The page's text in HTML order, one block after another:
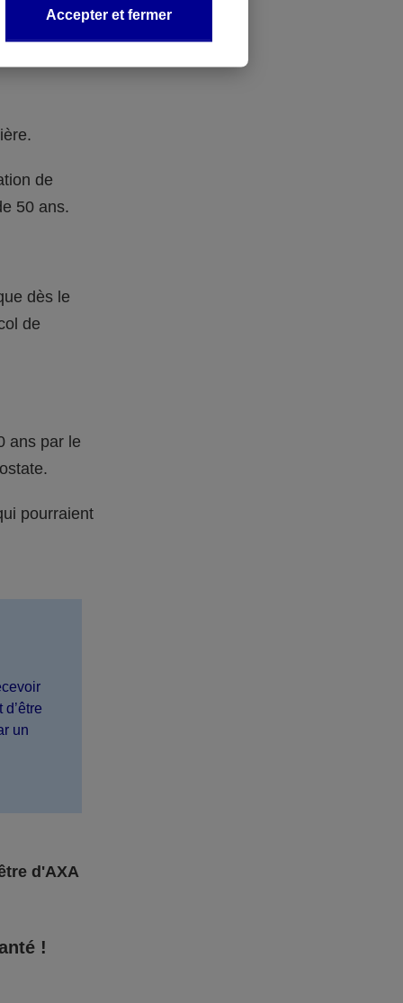
ou de la
de
50 ans.
dès le
de
ans par le
pourraient
un
d'AXA
!
Accepter et fermer